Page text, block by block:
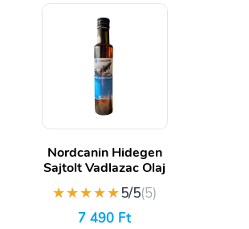
Nordcanin Hidegen
Sajtolt Vadlazac Olaj
★★★★★5/5(5)
7 490 Ft